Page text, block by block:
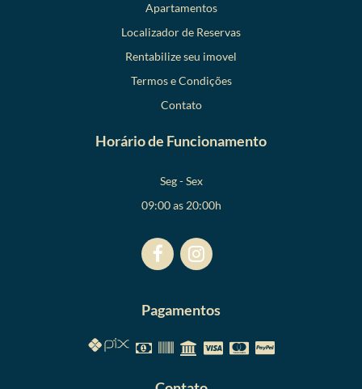
Apartamentos
Localizador de Reservas
Rentabilize seu imovel
Termos e Condições
Contato
Horário de Funcionamento
Seg - Sex
09:00 as 20:00h
Pagamentos